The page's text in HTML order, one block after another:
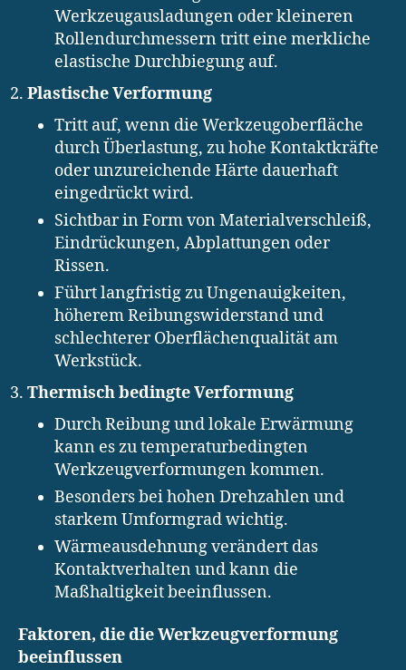
Werkzeugausladungen oder kleineren
Rollendurchmessern tritt eine merkliche
elastische Durchbiegung auf.
Plastische Verformung
Tritt auf, wenn die Werkzeugoberfläche
durch Überlastung, zu hohe Kontaktkräfte
oder unzureichende Härte dauerhaft
eingedrückt wird.
Sichtbar in Form von Materialverschleiß,
Eindrückungen, Abplattungen oder
Rissen.
Führt langfristig zu Ungenauigkeiten,
höherem Reibungswiderstand und
schlechterer Oberflächenqualität am
Werkstück.
Thermisch bedingte Verformung
Durch Reibung und lokale Erwärmung
kann es zu temperaturbedingten
Werkzeugverformungen kommen.
Besonders bei hohen Drehzahlen und
starkem Umformgrad wichtig.
Wärmeausdehnung verändert das
Kontaktverhalten und kann die
Maßhaltigkeit beeinflussen.
Faktoren, die die Werkzeugverformung
beeinflussen